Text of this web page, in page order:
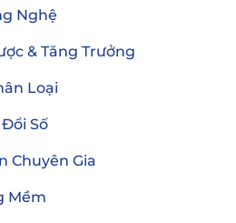
Nghệ
& Tăng Trưởng
Loại
Số
Chuyên Gia
Mềm